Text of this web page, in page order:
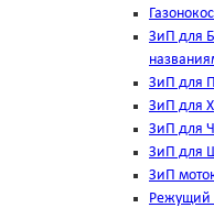
ЗиП для
ЗиП для
ЗиП для
ЗиП для
ЗиП для
ЗиП
Режущий